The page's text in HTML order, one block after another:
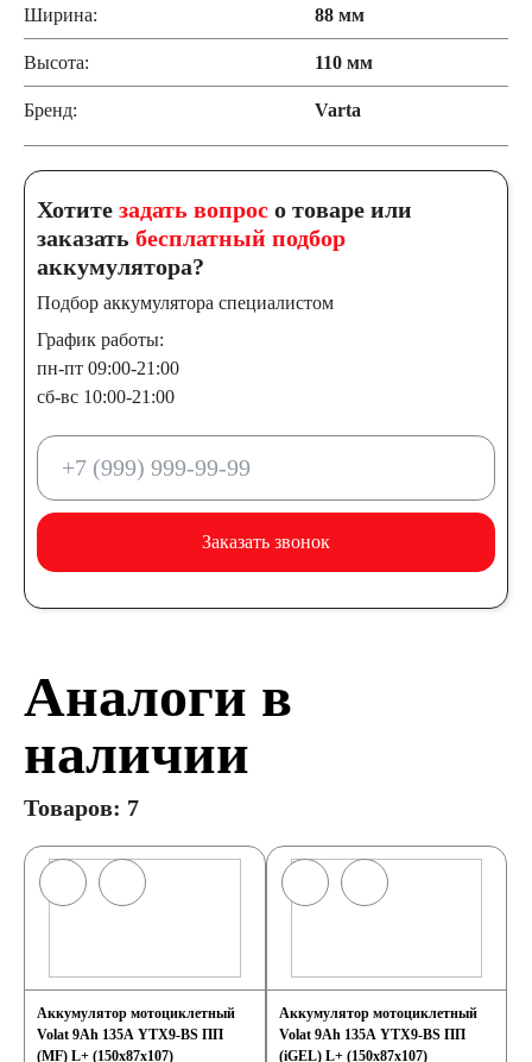
Ширина: 88 мм
Высота: 110 мм
Бренд: Varta
Хотите задать вопрос о товаре или
заказать бесплатный подбор
аккумулятора?
Подбор аккумулятора специалистом
График работы:
пн-пт 09:00-21:00
сб-вс 10:00-21:00
Заказать звонок
Аналоги в
наличии
Товаров: 7
Аккумулятор мотоциклетный
Volat 9Ah 135А YTX9-BS ПП
(MF) L+ (150x87x107)
Аккумулятор мотоциклетный
Volat 9Ah 135А YTX9-BS ПП
(iGEL) L+ (150x87x107)